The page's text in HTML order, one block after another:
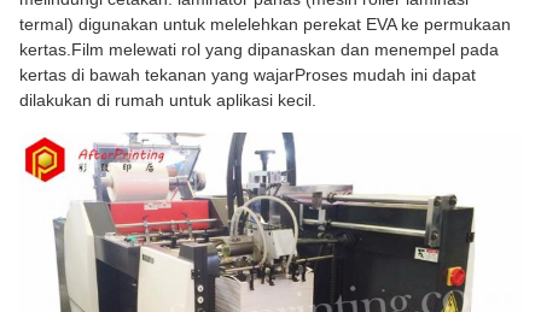
termal) digunakan untuk melelehkan perekat EVA ke permukaan
kertas.Film melewati rol yang dipanaskan dan menempel pada
kertas di bawah tekanan yang wajarProses mudah ini dapat
dilakukan di rumah untuk aplikasi kecil.